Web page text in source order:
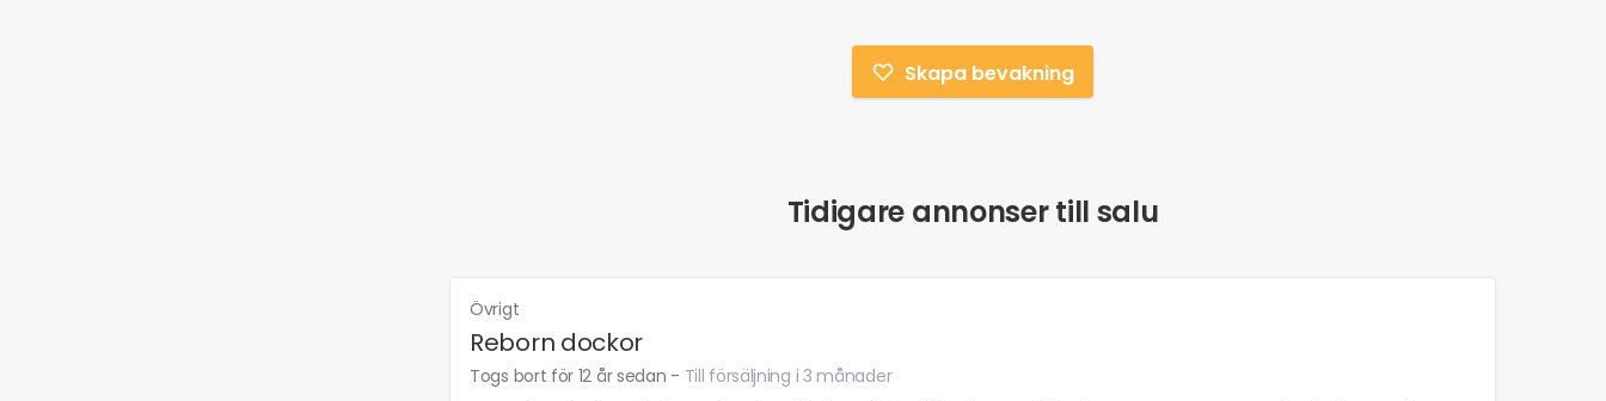
Skapa bevakning
Tidigare annonser till salu
Övrigt
Reborn dockor
Togs bort för 12 år sedan - Till försäljning i 3 månader